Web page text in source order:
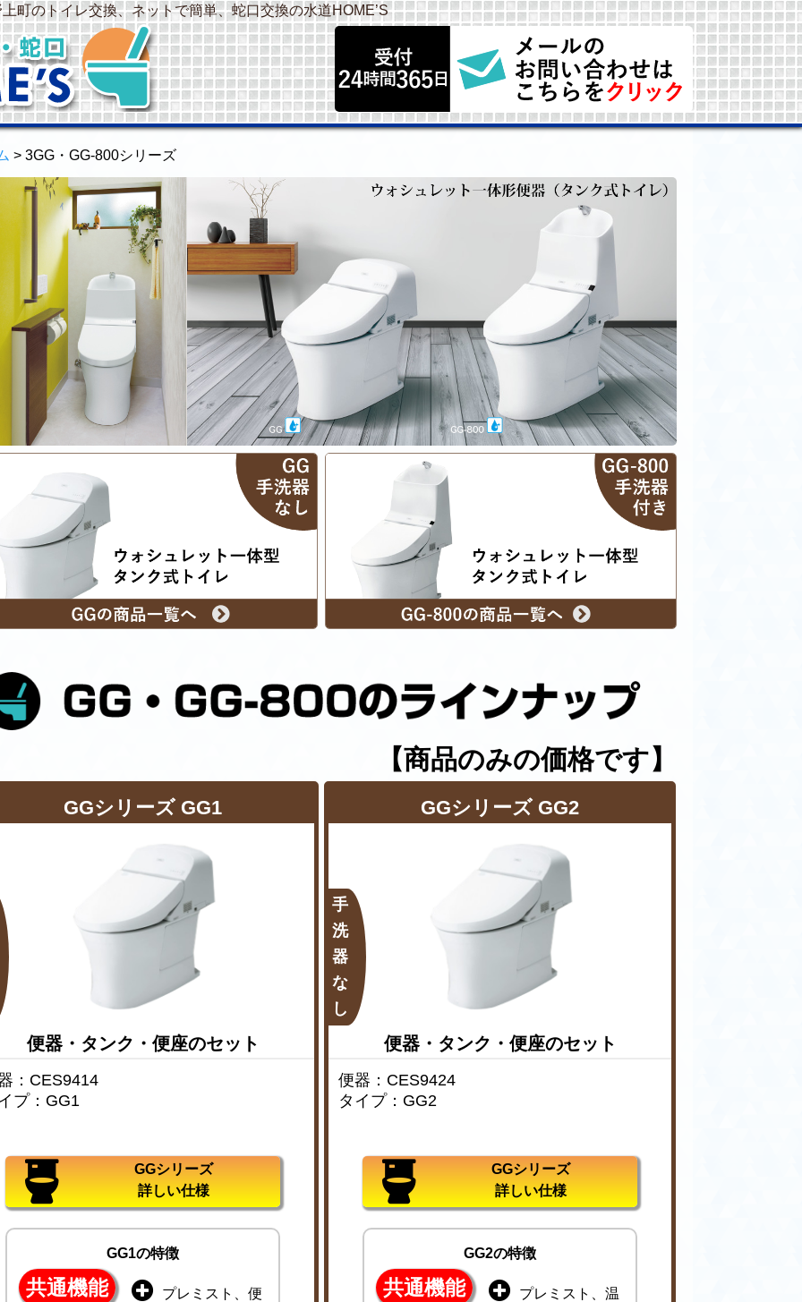
町のトイレ交換、ネットで簡単、蛇口交換の水道HOME’S
> 3GG・GG-800シリーズ
【商品のみの価格です】
GGシリーズ GG1
便器・タンク・便座のセット
：CES9414
プ：GG1
GGシリーズ
詳しい仕様
GG1の特徴
共通機能
プレミスト、便
手
洗
器
な
し
GGシリーズ GG2
便器・タンク・便座のセット
便器：CES9424
タイプ：GG2
GGシリーズ
詳しい仕様
GG2の特徴
共通機能
プレミスト、温